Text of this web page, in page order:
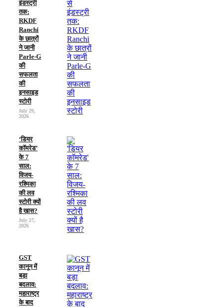
इंडस्ट्री
तक:
RKDF
Ranchi
के छात्रों
ने जानी
Parle-G
की
सफलता
की
इनसाइड
स्टोरी
July 29,
2026
‘डियर
कॉमरेड’
के 7
साल:
विजय-
रश्मिका
की लव
स्टोरी क्यों
है खास?
July 27,
2026
GST
कानून में
बड़ा
बदलाव:
महाराष्ट्र
के बाद